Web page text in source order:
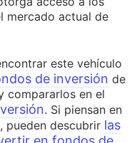
mercado actual de
este vehículo
de inversión de
compararlos en el
. Si piensan en
descubrir las